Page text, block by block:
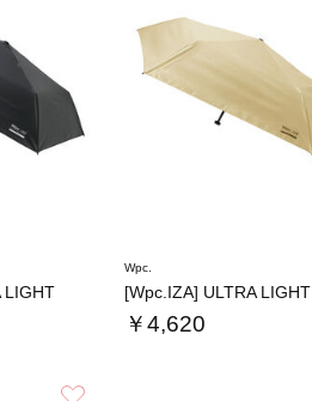
LIGHT
Wpc.
[Wpc.IZA] ULTRA LIGHT
￥4,620